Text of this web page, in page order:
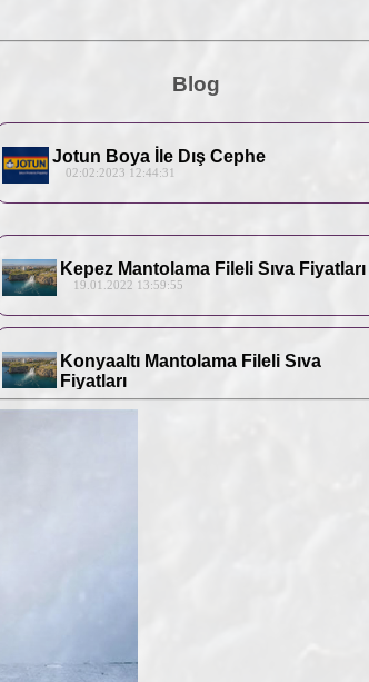
Blog
Jotun Boya İle Dış Cephe
02:02:2023 12:44:31
Kepez Mantolama Fileli Sıva Fiyatları
19.01.2022 13:59:55
Konyaaltı Mantolama Fileli Sıva
Fiyatları
16.01.2022 13:59:55